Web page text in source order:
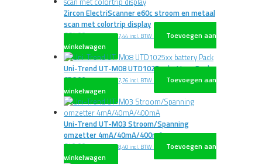
Zircon ElectriScanner e60c stroom en metaal
scan met colortrip display
€64,00 excl. BTW€77,44 incl. BTW
Toevoegen aan
winkelwagen
Uni-Trend UT-M08 UTD1025xx battery Pack
€56,00 excl. BTW€67,76 incl. BTW
Toevoegen aan
winkelwagen
Uni-Trend UT-M03 Stroom/Spanning
omzetter 4mA/40mA/400mA
€40,00 excl. BTW€48,40 incl. BTW
Toevoegen aan
winkelwagen